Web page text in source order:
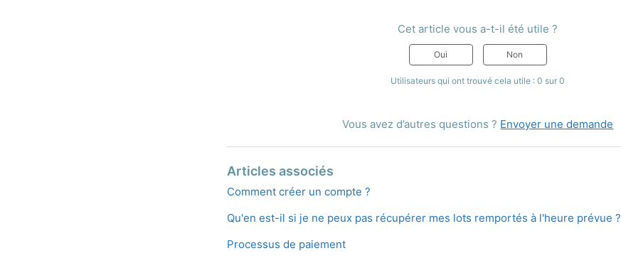
Cet article vous a-t-il été utile ?
Oui Non
Utilisateurs qui ont trouvé cela utile : 0 sur 0
Vous avez d’autres questions ? Envoyer une demande
Articles associés
Comment créer un compte ?
Qu'en est-il si je ne peux pas récupérer mes lots remportés à l'heure prévue ?
Processus de paiement